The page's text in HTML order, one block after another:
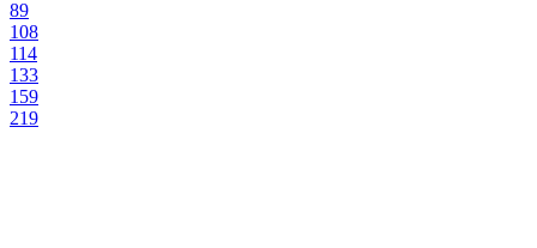
89
108
114
133
159
219